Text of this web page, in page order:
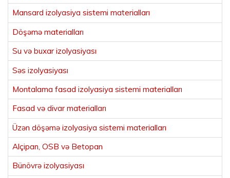
Mansard izolyasiya sistemi materialları
Döşəmə materialları
Su və buxar izolyasiyası
Səs izolyasiyası
Montalama fasad izolyasiya sistemi materialları
Fasad və divar materialları
Üzən döşəmə izolyasiya sistemi materialları
Alçipan, OSB və Betopan
Bünövrə izolyasiyası